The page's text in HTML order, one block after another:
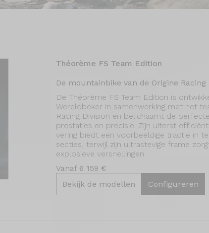
Théorème FS Team Edition
De mountainbike van de Origine Racing
De Théorème FS Team Edition is
Wereldbeker in samenwerking met het
Racing Division en belichaamt de
prestaties en precisie. Zijn uiterst
vering biedt een voorbeeldige tractie in
secties, terwijl zijn ultrastevige frame
explosieve versnellingen.
Vanaf 6 159 €
Bekijk de modellen
Configureren